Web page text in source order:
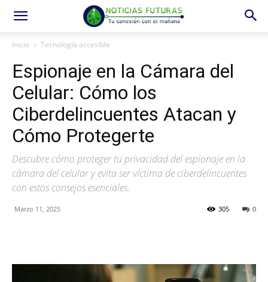
Inicio Tecnología accesible
Espionaje en la Cámara del
Celular: Cómo los
Ciberdelincuentes Atacan y
Cómo Protegerte
Descubre cómo proteger tu privacidad del espionaje en la
cámara del celular y evita ser víctima de ciberdelincuentes
con estos consejos esenciales.
Marzo 11, 2025 0
305